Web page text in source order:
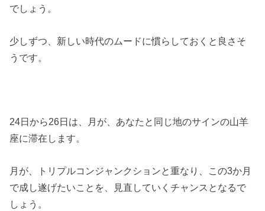
でしょう。
少しずつ、新しい時代のムードに慣らしておくと良さそ
うです。
24日から26日は、月が、あなたと同じ地のサインの山羊
座に滞在します。
月が、トリプルコンジャンクションと重なり、この3か月
で成し遂げたいことを、見直していくチャンスとなるで
しょう。